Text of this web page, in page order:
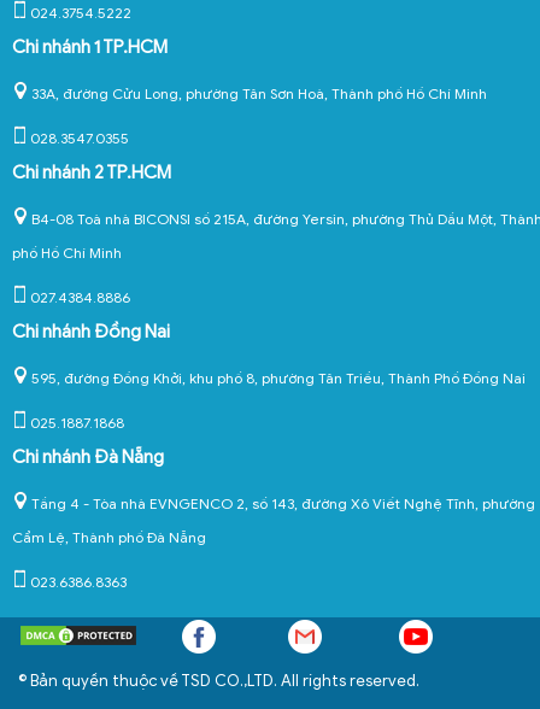
024.3754.5222
Chi nhánh 1 TP.HCM
33A, đường Cửu Long, phường Tân Sơn Hoà, Thành phố Hồ Chí Minh
028.3547.0355
Chi nhánh 2 TP.HCM
B4-08 Toà nhà BICONSI số 215A, đường Yersin, phường Thủ Dầu Một,
phố Hồ Chí Minh
027.4384.8886
Chi nhánh Đồng Nai
595, đường Đồng Khởi, khu phố 8, phường Tân Triều, Thành Phố Đồng Nai
025.1887.1868
Chi nhánh Đà Nẵng
Tầng 4 - Tòa nhà EVNGENCO 2, số 143, đường Xô Viết Nghệ Tĩnh, phường
Cẩm Lệ, Thành phố Đà Nẵng
023.6386.8363
© Bản quyền thuộc về TSD CO.,LTD. All rights reserved.